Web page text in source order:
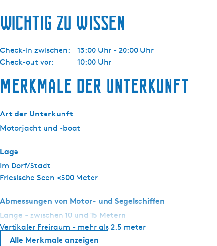
Wichtig zu wissen
Check-in zwischen:
13:00 Uhr - 20:00 Uhr
Check-out vor:
10:00 Uhr
t
c
a
r
e
-
o
t
e
r
j
a
Merkmale der Unterkunft
Art der Unterkunft
Motorjacht und -boat
Lage
Im Dorf/Stadt
Friesische Seen <500 Meter
Abmessungen von Motor- und Segelschiffen
Länge - zwischen 10 und 15 Metern
Vertikaler Freiraum - mehr als 2.5 meter
Alle Merkmale anzeigen